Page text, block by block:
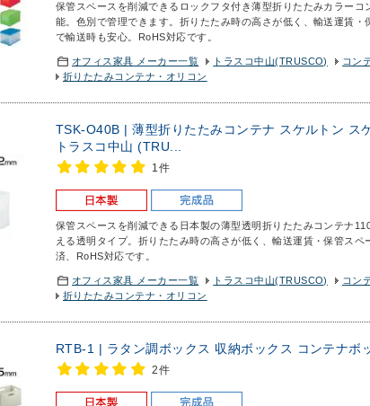
保管スペースを削減できるロックフタ付き薄型折りたたみカラーコ
能。色別で管理できます。折りたたみ時の高さが低く、輸送運賃
で輸送時も安心。RoHS対応です。
オフィス家具 メーカー一覧 トラスコ中山(TRUSCO)
コン
折りたたみコンテナ・オリコン
TSK-O40B | 薄型折りたたみコンテナ スケルトン ス
トラスコ中山 (TRU...
1件
保管スペースを削減できる日本製の薄型透明折りたたみコンテナ
える透明タイプ。折りたたみ時の高さが低く、輸送運賃・保管ス
済、RoHS対応です。
オフィス家具 メーカー一覧 トラスコ中山(TRUSCO)
コン
折りたたみコンテナ・オリコン
RTB-1 | ラタン調ボックス 収納ボックス コンテナボ
2件